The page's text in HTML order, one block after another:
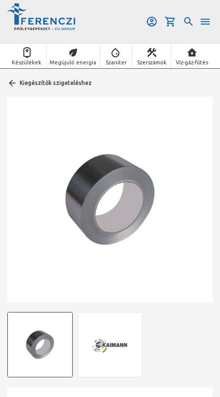
Készülékek Megújuló energia Szaniter Szerszámok Víz-gáz-fűtés
Kiegészítők szigeteléshez